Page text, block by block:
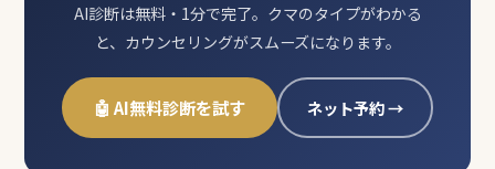
AI診断は無料・1分で完了。クマのタイプがわかる
と、カウンセリングがスムーズになります。
🤖 AI無料診断を試す ネット予約 →